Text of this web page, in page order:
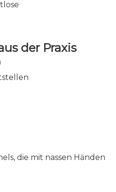
der Praxis
die mit nassen Händen